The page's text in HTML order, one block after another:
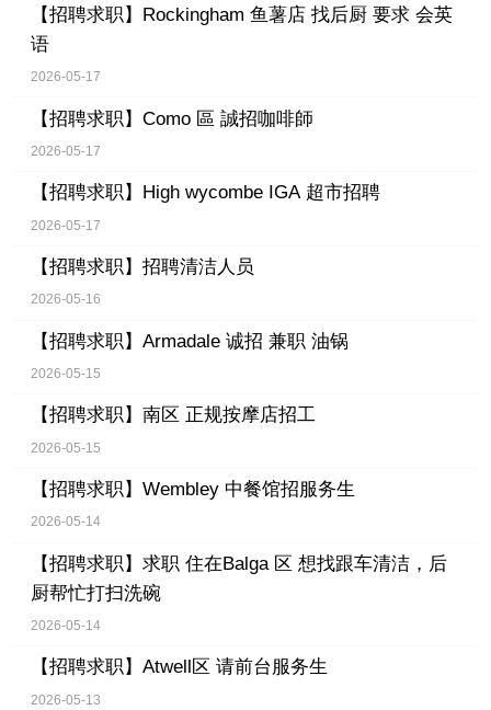
【招聘求职】 Rockingham 鱼薯店 找后厨 要求 会英
语
2026-05-17
【招聘求职】 Como 區 誠招咖啡師
2026-05-17
【招聘求职】 High wycombe IGA 超市招聘
2026-05-17
【招聘求职】 招聘清洁人员
2026-05-16
【招聘求职】 Armadale 诚招 兼职 油锅
2026-05-15
【招聘求职】 南区 正规按摩店招工
2026-05-15
【招聘求职】 Wembley 中餐馆招服务生
2026-05-14
【招聘求职】 求职 住在Balga 区 想找跟车清洁，后
厨帮忙打扫洗碗
2026-05-14
【招聘求职】 Atwell区 请前台服务生
2026-05-13